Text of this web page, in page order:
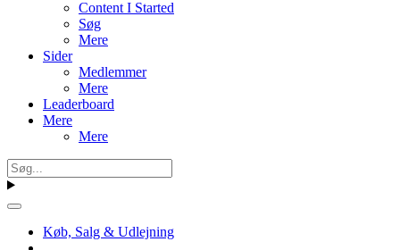
Content I Started
Søg
Mere
Sider
Medlemmer
Mere
Leaderboard
Mere
Mere
Køb, Salg & Udlejning